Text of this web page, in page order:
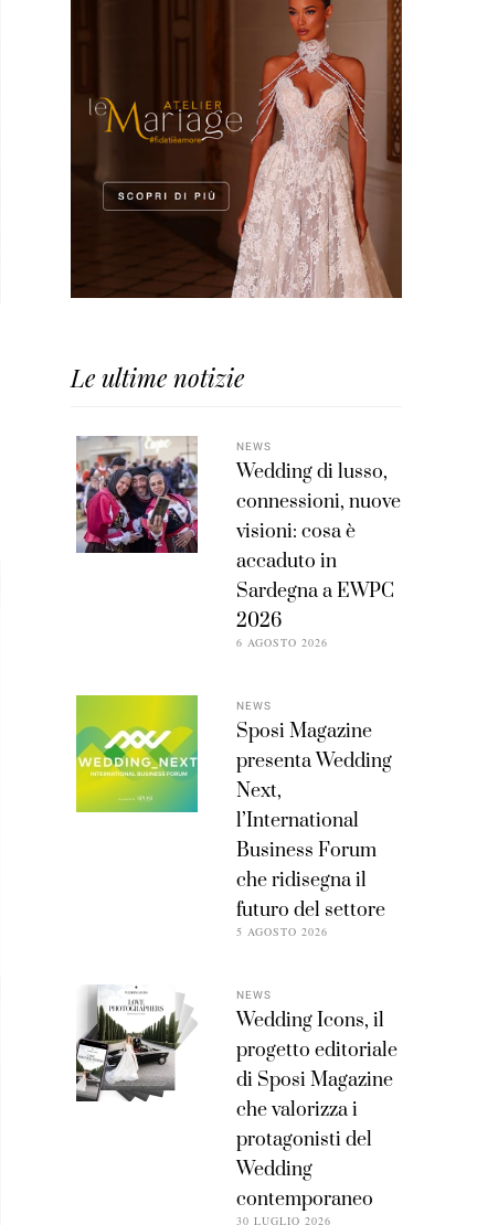
Le ultime notizie
NEWS
Wedding di lusso,
connessioni, nuove
visioni: cosa è
accaduto in
Sardegna a EWPC
2026
6 AGOSTO 2026
NEWS
Sposi Magazine
presenta Wedding
Next,
l’International
Business Forum
che ridisegna il
futuro del settore
5 AGOSTO 2026
NEWS
Wedding Icons, il
progetto editoriale
di Sposi Magazine
che valorizza i
protagonisti del
Wedding
contemporaneo
30 LUGLIO 2026